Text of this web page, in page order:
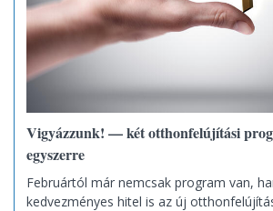
Vigyázzunk! — két otthonfelújítási
egyszerre
Februártól már nemcsak program van,
kedvezményes hitel is az új